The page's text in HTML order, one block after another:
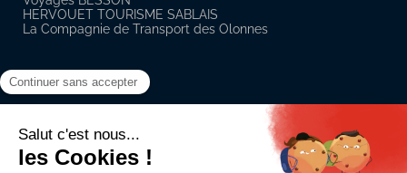
HERVOUET TOURISME SABLAIS
La Compagnie de Transport des Olonnes
Suivez notre actualité sur les réseaux sociaux